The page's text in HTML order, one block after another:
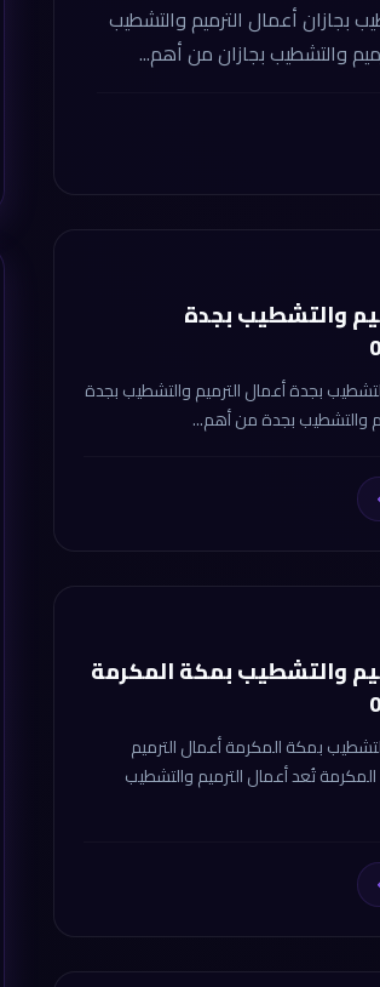
بجازان أعمال الترميم والتشطيب
والتشطيب بجازان من أهم...
والتشطيب بجدة
بجدة أعمال الترميم والتشطيب بجدة
والتشطيب بجدة من أهم...
والتشطيب بمكة المكرمة
بمكة المكرمة أعمال الترميم
تُعد أعمال الترميم والتشطيب